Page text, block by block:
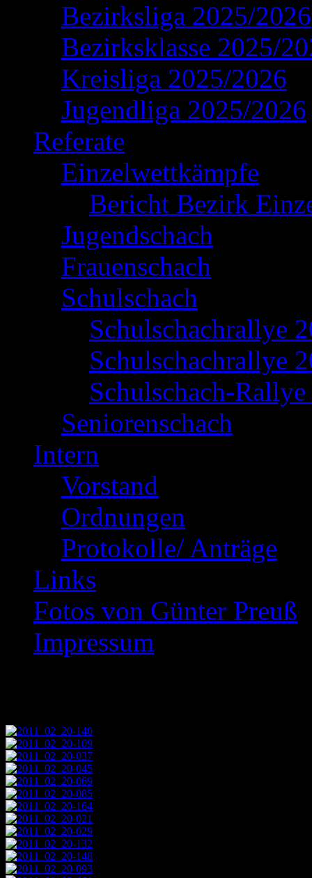
Bezirksliga 2025/2026
Bezirksklasse 2025/
Kreisliga 2025/2026
Jugendliga 2025/2026
Referate
Einzelwettkämpfe
Bericht Bezirk
Jugendschach
Frauenschach
Schulschach
Schulschachrallye
Schulschachrallye
Schulschach-
Seniorenschach
Intern
Vorstand
Ordnungen
Protokolle/ Anträge
Links
Fotos von Günter Preuß
Impressum